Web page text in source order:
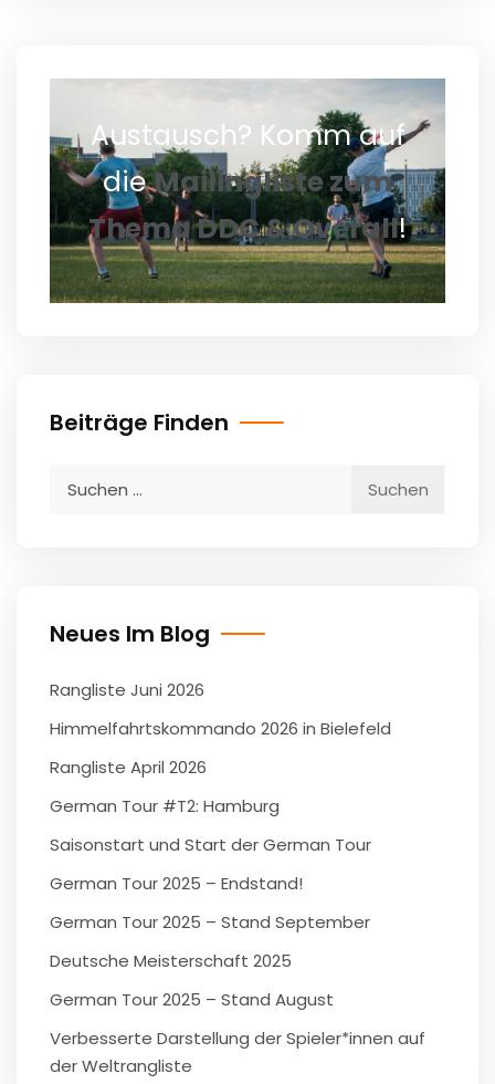
Austausch? Komm auf
dieMailingliste zum
Thema DDC & Overall!
Beiträge Finden
Neues Im Blog
Rangliste Juni 2026
Himmelfahrtskommando 2026 in Bielefeld
Rangliste April 2026
German Tour #T2: Hamburg
Saisonstart und Start der German Tour
German Tour 2025 – Endstand!
German Tour 2025 – Stand September
Deutsche Meisterschaft 2025
German Tour 2025 – Stand August
Verbesserte Darstellung der Spieler*innen auf
der Weltrangliste